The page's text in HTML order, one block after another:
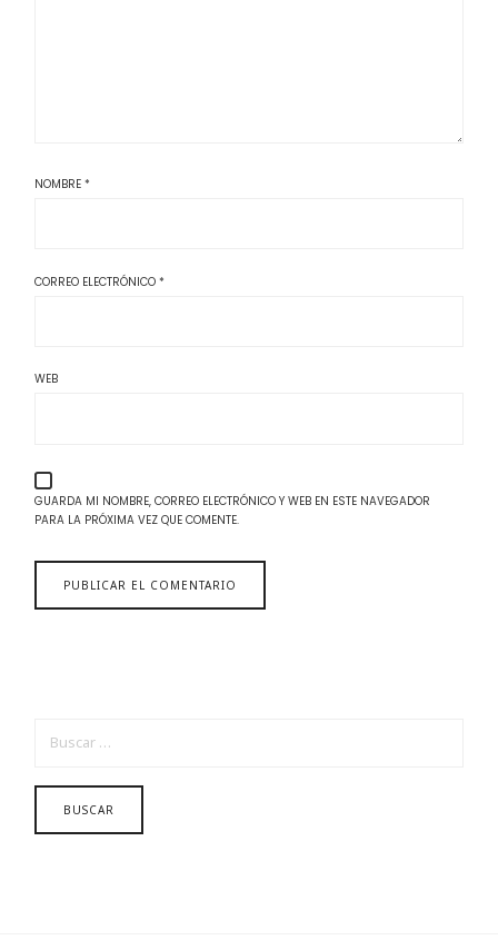
NOMBRE*
CORREO ELECTRÓNICO*
WEB
GUARDA MI NOMBRE, CORREO ELECTRÓNICO Y WEB EN ESTE NAVEGADOR
PARA LA PRÓXIMA VEZ QUE COMENTE.